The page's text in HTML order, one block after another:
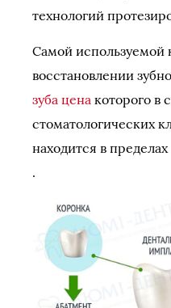
технологий
Самой используемой
восстановлении
зуба цена которого в
стоматологических
находится в
.